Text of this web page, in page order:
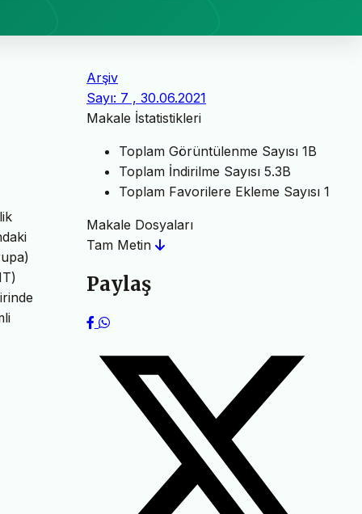
Arşiv
Sayı: 7 , 30.06.2021
Makale İstatistikleri
Toplam Görüntülenme Sayısı 1B
Toplam İndirilme Sayısı 5.3B
Toplam Favorilere Ekleme Sayısı 1
Makale Dosyaları
Tam Metin
Paylaş